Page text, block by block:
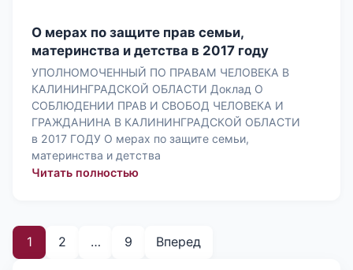
О мерах по защите прав семьи,
материнства и детства в 2017 году
УПОЛНОМОЧЕННЫЙ ПО ПРАВАМ ЧЕЛОВЕКА В
КАЛИНИНГРАДСКОЙ ОБЛАСТИ Доклад О
СОБЛЮДЕНИИ ПРАВ И СВОБОД ЧЕЛОВЕКА И
ГРАЖДАНИНА В КАЛИНИНГРАДСКОЙ ОБЛАСТИ
в 2017 ГОДУ О мерах по защите семьи,
материнства и детства
Читать полностью: О мерах по защите прав семьи,
1 2 … 9 Вперед